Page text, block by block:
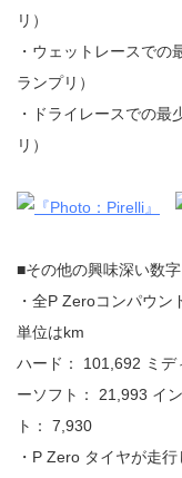
リ）
・ウェットレースで
ランプリ）
・ドライレースでの
リ）
■その他の興味深い数字
・全P Zeroコンパウン
単位はkm
ハード： 101,692 ミ
ーソフト： 21,993 イ
ト： 7,930
・P Zero タイヤが走